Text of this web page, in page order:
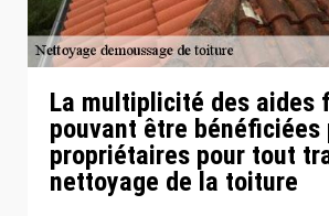
La multiplicité des aides
pouvant être bénéficiées
propriétaires pour tout
nettoyage de la toiture